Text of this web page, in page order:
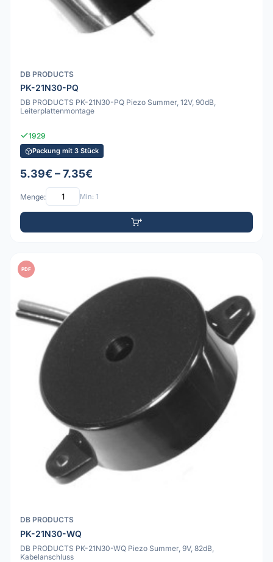
DB PRODUCTS
PK-21N30-PQ
DB PRODUCTS PK-21N30-PQ Piezo Summer, 12V, 90dB,
Leiterplattenmontage
1929
Packung mit 3 Stück
5.39€ – 7.35€
Menge: Min: 1
PDF
DB PRODUCTS
PK-21N30-WQ
DB PRODUCTS PK-21N30-WQ Piezo Summer, 9V, 82dB,
Kabelanschluss